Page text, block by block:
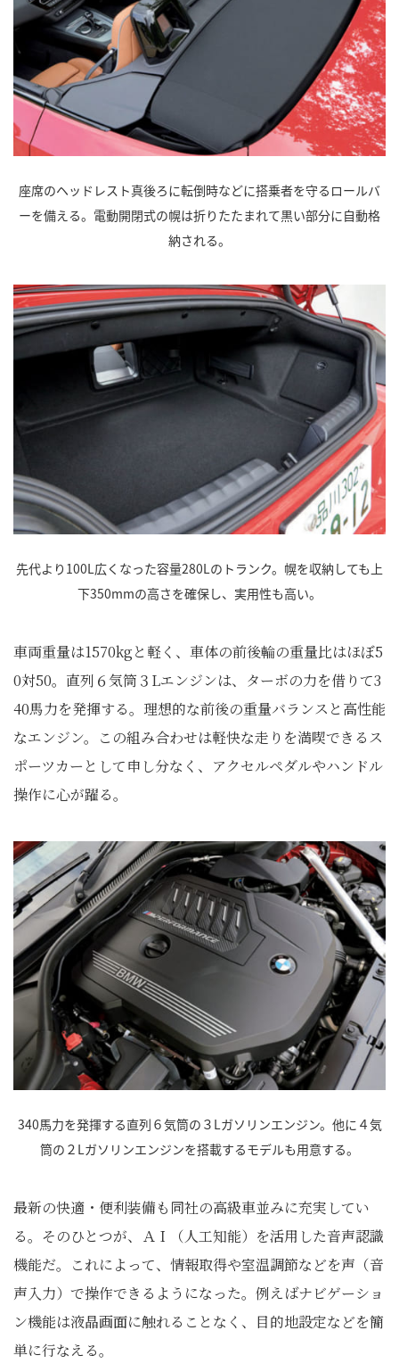
座席のヘッドレスト真後ろに転倒時などに搭乗者を守るロールバ
ーを備える。電動開閉式の幌は折りたたまれて黒い部分に自動格
納される。
先代より100L広くなった容量280Lのトランク。幌を収納しても上
下350mmの高さを確保し、実用性も高い。
車両重量は1570kgと軽く、車体の前後輪の重量比はほぼ5
0対50。直列６気筒３Lエンジンは、ターボの力を借りて3
40馬力を発揮する。理想的な前後の重量バランスと高性能
なエンジン。この組み合わせは軽快な走りを満喫できるス
ポーツカーとして申し分なく、アクセルペダルやハンドル
操作に心が躍る。
340馬力を発揮する直列６気筒の３Lガソリンエンジン。他に４気
筒の２Lガソリンエンジンを搭載するモデルも用意する。
最新の快適・便利装備も同社の高級車並みに充実してい
る。そのひとつが、ＡＩ（人工知能）を活用した音声認識
機能だ。これによって、情報取得や室温調節などを声（音
声入力）で操作できるようになった。例えばナビゲーショ
ン機能は液晶画面に触れることなく、目的地設定などを簡
単に行なえる。